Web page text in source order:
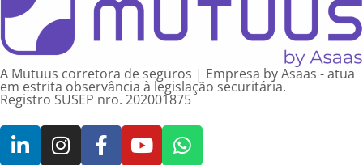
A Mutuus corretora de seguros | Empresa by Asaas - atua
em estrita observância à legislação securitária.
Registro SUSEP nro. 202001875